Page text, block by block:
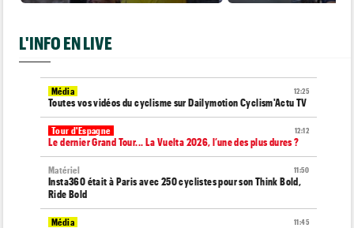
L'INFO EN LIVE
12:25
Média
Toutes vos vidéos du cyclisme sur Dailymotion Cyclism'Actu TV
12:12
Tour d'Espagne
Le dernier Grand Tour... La Vuelta 2026, l’une des plus dures ?
11:50
Matériel
Insta360 était à Paris avec 250 cyclistes pour son Think Bold,
Ride Bold
11:45
Média